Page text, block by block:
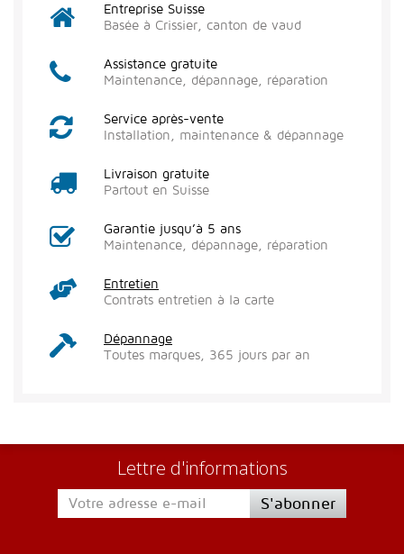
Entreprise Suisse
Basée à Crissier, canton de vaud
Assistance gratuite
Maintenance, dépannage, réparation
Service après-vente
Installation, maintenance & dépannage
Livraison gratuite
Partout en Suisse
Garantie jusqu’à 5 ans
Maintenance, dépannage, réparation
Entretien
Contrats entretien à la carte
Dépannage
Toutes marques, 365 jours par an
Lettre d'informations
S'abonner